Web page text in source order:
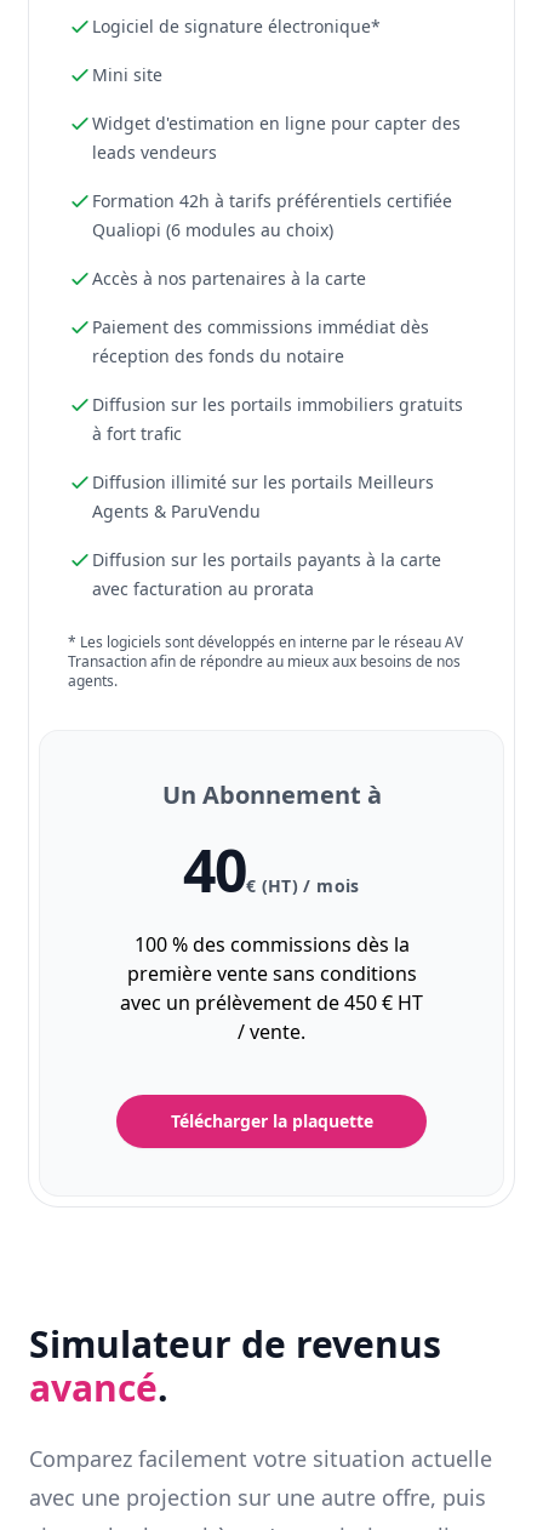
Logiciel de signature électronique*
Mini site
Widget d'estimation en ligne pour capter des
leads vendeurs
Formation 42h à tarifs préférentiels certifiée
Qualiopi (6 modules au choix)
Accès à nos partenaires à la carte
Paiement des commissions immédiat dès
réception des fonds du notaire
Diffusion sur les portails immobiliers gratuits
à fort trafic
Diffusion illimité sur les portails Meilleurs
Agents & ParuVendu
Diffusion sur les portails payants à la carte
avec facturation au prorata
* Les logiciels sont développés en interne par le réseau AV
Transaction afin de répondre au mieux aux besoins de nos
agents.
Un Abonnement à
40€ (HT) / mois
100 % des commissions dès la
première vente sans conditions
avec un prélèvement de 450 € HT
/ vente.
Télécharger la plaquette
Simulateur de revenus
avancé.
Comparez facilement votre situation actuelle
avec une projection sur une autre offre, puis